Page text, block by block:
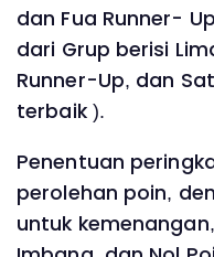
dan Fua Runner-
dari Grup berisi
Runner-Up, dan
terbaik ).
Penentuan
perolehan poin,
untuk